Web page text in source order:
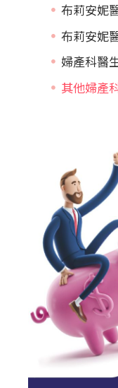
布莉安妮
布莉安妮
婦產科醫
其他婦產